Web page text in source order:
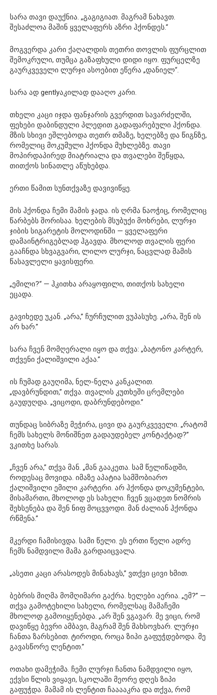
სარა თავი დაუქნია. „გაგიგიათ. მაგრამ ნახავთ.
შესაძლოა მაშინ ყველაფერს აზრი ჰქონდეს.“
მოგვერდა კარი ქაღალდის თეთრი თოვლის ფურცლით
შემოკრული, თუმცა გაზაფხული დიდი იყო. ფურცელზე
გაურკვეველი ლურჯი ასოებით ეწერა „დანიელ“.
სარა ად gentlyაკილად დააღო კარი.
თხელი კაცი იჯდა ფანჯარის გვერდით სავარძელში,
ფეხები დაბინდული პლედით გადაფარებული ჰქონდა.
მზის სხივი ეშლებოდა თეთრ თმაზე, ხელებზე და წიგნზე,
რომელიც მოკუმული ჰქონდა მუხლებზე. თავი
მოპირდაპირედ მიატრიალა და თვალები შეწყდა,
თითქოს სინათლე აწუხებდა.
ერთი წამით სუნთქვაზე დავივიწყე.
მის ჰქონდა ჩემი მამის ჯადა. ის ღრმა ნაოჭიც, რომელიც
წარბებს შორისაა. ხელების მსუბუქი მოხრები, ლურჯი
ჯიბის სიგარეტის მოლოდინში — ყველაფერი
დამაინტრიგებლად ჰგავდა. მხოლოდ თვალის ფერი
გააჩნდა სხვაგვარი, ლილო ლურჯი, ნაცვლად მამის
წასავლელი ყავისფერი.
„ემილი?“ — ჰკითხა არაყოფილი, თითქოს სახელი
ეცადა.
გავიხედე უკან. „არა,” ჩურჩულით ვუპასუხე. „არა, შენ ის
არ ხარ.”
სარა ჩვენ მომღერალი იყო და თქვა: „ბატონო კარტერ,
თქვენი ქალიშვილი აქაა.”
ის ჩუმად გაუღიმა, ნელ-ნელა კანკალით.
„დავბრუნდით,” თქვა. თვალის კუთხეში ცრემლები
გაუდუღდა. „ვიცოდი, დაბრუნდებოდი.”
თუნდაც სიბრაზე მეჭირა, ცივი და გაურკვეველი. „რატომ
ჩემს სახელს მონიშნეთ გადაუდებელ კონტაქტად?”
ვკითხე სარას.
„ჩვენ არა,” თქვა მან. „მან გააკეთა. სამ წელიწადში,
როდესაც მოვიდა. იმაზე აპატია სამშობიარო
ქალიშვილი ემილი კარტერი. არ ჰქონდა დოკუმენტები,
მისამართი, მხოლოდ ეს სახელი. ჩვენ ვცადეთ ნომრის
შეხსენება და შენ ნიფ მოცვვოდი. მან ძალიან ჰქონდა
რწმენა.”
მკერდი ჩამისივდა. სამი წელი. ეს ერთი წელი ადრე
ჩემს ნამდვილი მამა გარდაიცვალა.
„ასეთი კაცი არასოდეს მინახავს,” ვთქვი ცივი ხმით.
ბებრის მიღმა მომღიმარი გაქრა. ხელები აერია. „ემ?” —
თქვა გამოტეხილი სახელი, რომელსაც მამაჩემი
მხოლოდ გამოიყენებდა. „არ შენ ვგავარ. მე ვიცი, რომ
დავიწყე ბევრი ამბავი, მაგრამ შენ მახსოვხარ. ლურჯი
ჩანთა ზარსებით. ტიროდი, როცა ზიპი გაფუჭდებოდა. მე
გავასწორე ლენტით.”
ოთახი დამეჭიმა. ჩემი ლურჯი ჩანთა ნამდვილი იყო,
ექვსი წლის ვიყავი, სკოლაში მეორე დღეს ზიპი
გაფუჭდა. მამამ ის ლენტით ჩააააკრა და თქვა, რომ